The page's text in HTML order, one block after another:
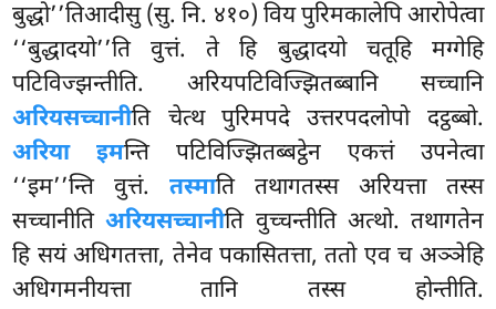
बुद्धो’’तिआदीसु (सु. नि. ४१०) विय पुरिमकालेपि आरोपेत्वा
‘‘बुद्धादयो’’ति वुत्तं. ते हि बुद्धादयो चतूहि मग्गेहि
पटिविज्झन्तीति. अरियपटिविज्झितब्बानि सच्चानि
अरियसच्चानीति चेत्थ पुरिमपदे उत्तरपदलोपो दट्ठब्बो.
अरिया इमन्ति पटिविज्झितब्बट्ठेन एकत्तं उपनेत्वा
‘‘इम’’न्ति वुत्तं.तस्माति तथागतस्स अरियत्ता तस्स
सच्चानीतिअरियसच्चानीति वुच्चन्तीति अत्थो. तथागतेन
हि सयं अधिगतत्ता, तेनेव पकासितत्ता, ततो एव च अञ्ञेहि
अधिगमनीयत्ता तानि तस्स होन्तीति.